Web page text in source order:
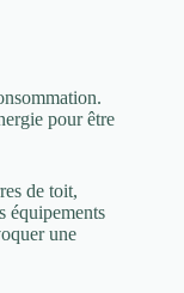
pour être
de toit,
équipements
une